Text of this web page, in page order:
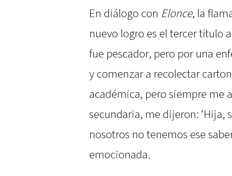
En diálogo con Elonce, la
nuevo logro es el tercer título
fue pescador, pero por una
y comenzar a recolectar
académica, pero siempre me
secundaria, me dijeron: ‘Hija,
nosotros no tenemos ese
emocionada.